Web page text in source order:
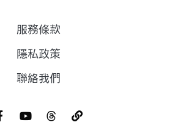
服務條款
隱私政策
聯絡我們